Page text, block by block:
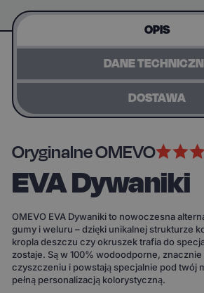
OPIS
DANE
DOSTAWA
Oryginalne OMEVO
EVA Dywaniki
OMEVO EVA Dywaniki to nowoczesna
gumy i weluru – dzięki unikalnej strukturze
kropla deszczu czy okruszek trafia do
zostaje. Są w 100% wodoodporne, znacznie
czyszczeniu i powstają specjalnie pod twój
pełną personalizacją kolorystyczną.